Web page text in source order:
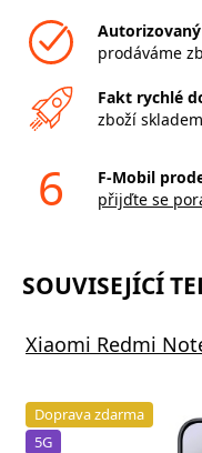
prodáváme
Fakt rychlé
zboží
6
F-Mobil
přijďte se
SOUVISEJÍCÍ
Xiaomi Redmi
Doprava zdarma
5G